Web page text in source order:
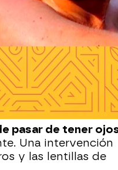
Whatsapp X
físicapuede llegar
que alguien
la nariz, pero
puede ser
pasar de tener
Una intervención
y las lentillas de